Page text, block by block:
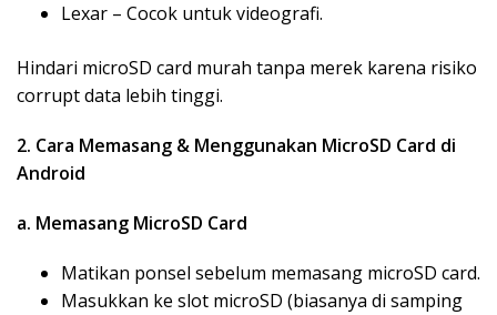
Lexar – Cocok untuk videografi.
Hindari microSD card murah tanpa merek karena risiko
corrupt data lebih tinggi.
2. Cara Memasang & Menggunakan MicroSD Card di
Android
a. Memasang MicroSD Card
Matikan ponsel sebelum memasang microSD card.
Masukkan ke slot microSD (biasanya di samping